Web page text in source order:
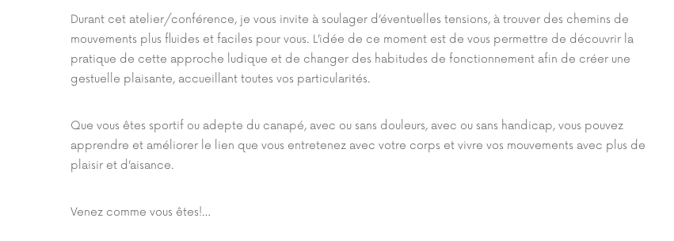
Durant cet atelier/conférence, je vous invite à soulager d’éventuelles tensions, à trouver des chemins de
mouvements plus fluides et faciles pour vous. L’idée de ce moment est de vous permettre de découvrir la
pratique de cette approche ludique et de changer des habitudes de fonctionnement afin de créer une
gestuelle plaisante, accueillant toutes vos particularités.
Que vous êtes sportif ou adepte du canapé, avec ou sans douleurs, avec ou sans handicap, vous pouvez
apprendre et améliorer le lien que vous entretenez avec votre corps et vivre vos mouvements avec plus de
plaisir et d’aisance.
Venez comme vous êtes!…